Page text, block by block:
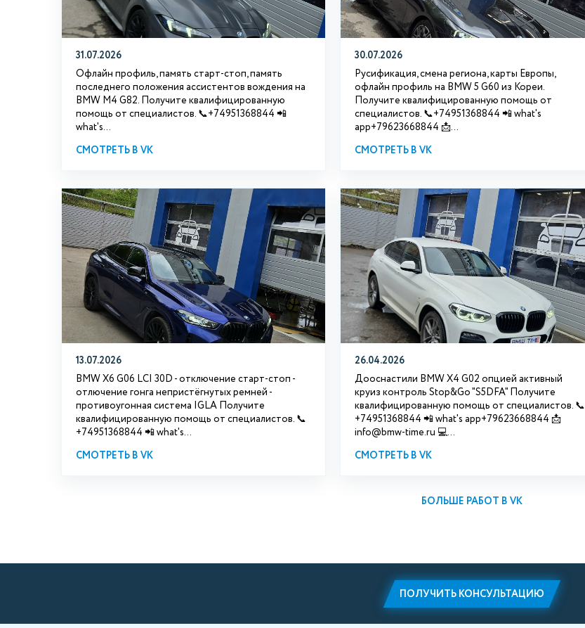
31.07.2026
Офлайн профиль, память старт-стоп, память
последнего положения ассистентов вождения на
BMW М4 G82. Получите квалифицированную
помощь от специалистов. 📞+74951368844 📲
what's...
СМОТРЕТЬ В VK
30.07.2026
Русификация, смена региона, карты Европы,
офлайн профиль на BMW 5 G60 из Кореи.
Получите квалифицированную помощь от
специалистов. 📞+74951368844 📲 what's
app+79623668844 📩...
СМОТРЕТЬ В VK
13.07.2026
BMW X6 G06 LCI 30D - отключение старт-стоп -
отлючение гонга непристёгнутых ремней -
противоугонная система IGLA Получите
квалифицированную помощь от специалистов. 📞
+74951368844 📲 what's...
СМОТРЕТЬ В VK
26.04.2026
Дооснастили BMW X4 G02 опцией активный
круиз контроль Stop&Go "S5DFA" Получите
квалифицированную помощь от специалистов. 📞
+74951368844 📲 what's app+79623668844 📩
info@bmw-time.ru 💻...
СМОТРЕТЬ В VK
БОЛЬШЕ РАБОТ В VK
ПОЛУЧИТЬ КОНСУЛЬТАЦИЮ